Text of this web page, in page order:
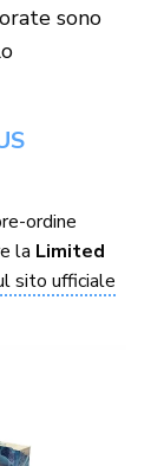
sono
ordine
la Limited
sito ufficiale